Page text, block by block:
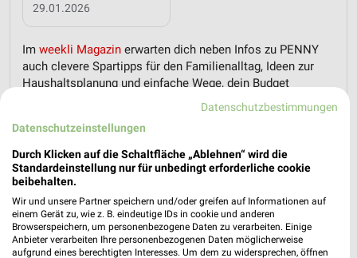
29.01.2026
Im weekli Magazin erwarten dich neben Infos zu PENNY
auch clevere Spartipps für den Familienalltag, Ideen zur
Haushaltsplanung und einfache Wege, dein Budget
weekli - Prospekte & Angebote App
Alle PENNY Angebote immer griffbereit – mit der kostenlosen
Datenschutzbestimmungen
Datenschutzeinstellungen
Durch Klicken auf die Schaltfläche „Ablehnen“ wird die
Standardeinstellung nur für unbedingt erforderliche cookie
beibehalten.
Wir und unsere Partner speichern und/oder greifen auf Informationen auf
einem Gerät zu, wie z. B. eindeutige IDs in cookie und anderen
Browserspeichern, um personenbezogene Daten zu verarbeiten. Einige
Anbieter verarbeiten Ihre personenbezogenen Daten möglicherweise
aufgrund eines berechtigten Interesses. Um dem zu widersprechen, öffnen